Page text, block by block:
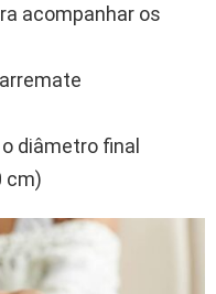
acompanhar os
diâmetro final
cm)